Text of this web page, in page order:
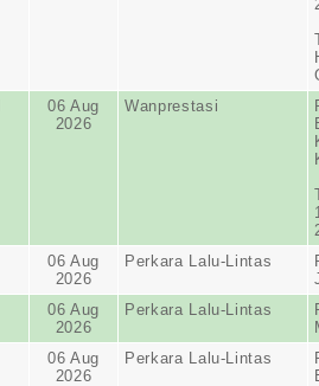
06 Aug
2026
Wanprestasi
06 Aug
2026
Perkara Lalu-Lintas
06 Aug
2026
Perkara Lalu-Lintas
06 Aug
2026
Perkara Lalu-Lintas